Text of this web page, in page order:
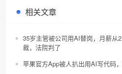
相关文章
35岁主管被公司用AI替岗，月薪从
裁，法院判了
苹果官方App被人扒出用AI写代码